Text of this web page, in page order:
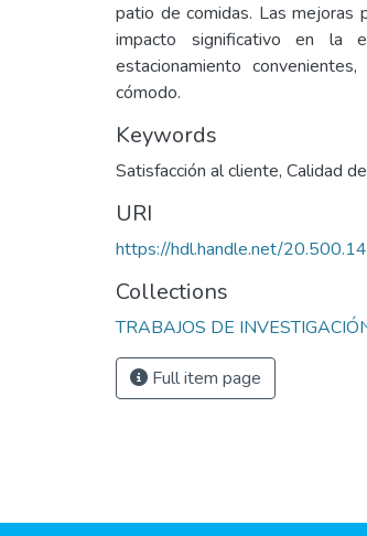
patio de comidas. Las mejoras
impacto significativo en la
estacionamiento
cómodo.
Keywords
Satisfacción al cliente, Calidad
URI
https://hdl.handle.net/
Collections
TRABAJOS DE
Full item page